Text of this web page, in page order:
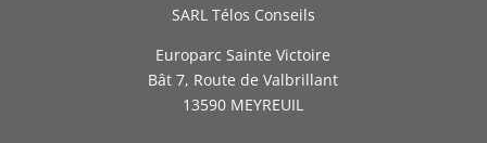
SARL Télos Conseils
Europarc Sainte Victoire
Bât 7, Route de Valbrillant
13590 MEYREUIL